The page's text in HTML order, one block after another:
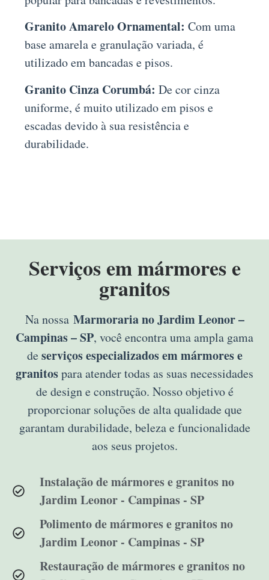
Granito Amarelo Ornamental: Com uma
base amarela e granulação variada, é
utilizado em bancadas e pisos.
Granito Cinza Corumbá: De cor cinza
uniforme, é muito utilizado em pisos e
escadas devido à sua resistência e
durabilidade.
Serviços em mármores e
granitos
Na nossa Marmoraria no Jardim Leonor –
Campinas – SP, você encontra uma ampla gama
de serviços especializados em mármores e
granitospara atender todas as suas necessidades
de design e construção. Nosso objetivo é
proporcionar soluções de alta qualidade que
garantam durabilidade, beleza e funcionalidade
aos seus projetos.
Instalação de mármores e granitos no
Jardim Leonor - Campinas - SP
Polimento de mármores e granitos no
Jardim Leonor - Campinas - SP
Restauração de mármores e granitos no